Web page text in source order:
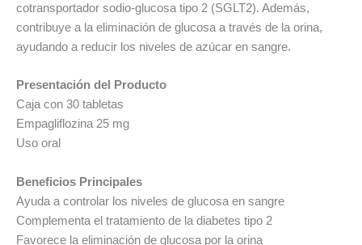
cotransportador sodio-glucosa tipo 2 (SGLT2). Además,
contribuye a la eliminación de glucosa a través de la orina,
ayudando a reducir los niveles de azúcar en sangre.
Presentación del Producto
Caja con 30 tabletas
Empagliflozina 25 mg
Uso oral
Beneficios Principales
Ayuda a controlar los niveles de glucosa en sangre
Complementa el tratamiento de la diabetes tipo 2
Favorece la eliminación de glucosa por la orina